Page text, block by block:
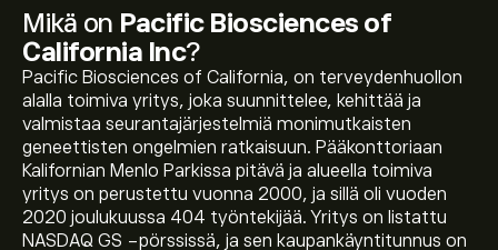
Mikä on Pacific Biosciences of
California Inc?
Pacific Biosciences of California, on terveydenhuollon
alalla toimiva yritys, joka suunnittelee, kehittää ja
valmistaa seurantajärjestelmiä monimutkaisten
geneettisten ongelmien ratkaisuun. Pääkonttoriaan
Kalifornian Menlo Parkissa pitävä ja alueella toimiva
yritys on perustettu vuonna 2000, ja sillä oli vuoden
2020 joulukuussa 404 työntekijää. Yritys on listattu
NASDAQ GS -pörssissä, ja sen kaupankäyntitunnus on